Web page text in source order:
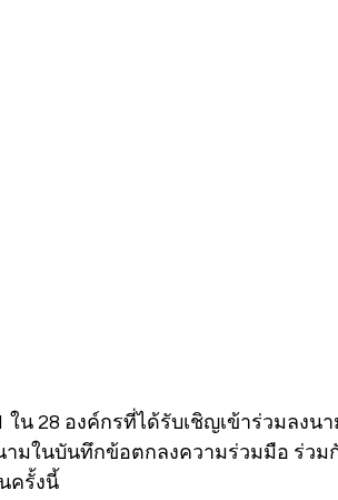
น 28 องค์กรที่ได้รับเชิญเข้าร่วมลงน
มในบันทึกข้อตกลงความร่วมมือ ร่วม
ครั้งนี้